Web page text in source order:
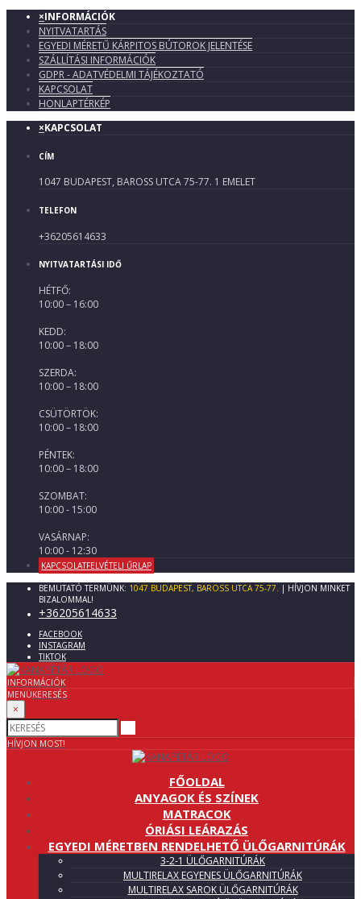
×INFORMÁCIÓK
NYITVATARTÁS
EGYEDI MÉRETŰ KÁRPITOS BÚTOROK JELENTÉSE
SZÁLLÍTÁSI INFORMÁCIÓK
GDPR - ADATVÉDELMI TÁJÉKOZTATÓ
KAPCSOLAT
HONLAPTÉRKÉP
×KAPCSOLAT
CÍM
1047 BUDAPEST, BAROSS UTCA 75-77. 1 EMELET
TELEFON
+36205614633
NYITVATARTÁSI IDŐ
HÉTFŐ:
10:00 – 16:00
KEDD:
10:00 – 18:00
SZERDA:
10:00 – 18:00
CSÜTÖRTÖK:
10:00 – 18:00
PÉNTEK:
10:00 – 18:00
SZOMBAT:
10:00 - 15:00
VASÁRNAP:
10:00 - 12:30
KAPCSOLATFELVÉTELI ŰRLAP
BEMUTATÓ TERMÜNK: 1047 BUDAPEST, BAROSS UTCA 75-77.
| HÍVJON MINKET
BIZALOMMAL!
+36205614633
FACEBOOK
INSTAGRAM
TIKTOK
INFORMÁCIÓK
MENÜKERESÉS
×
HÍVJON MOST!
FŐOLDAL
ANYAGOK ÉS SZÍNEK
MATRACOK
ÓRIÁSI LEÁRAZÁS
EGYEDI MÉRETBEN RENDELHETŐ ÜLŐGARNITÚRÁK
3-2-1 ÜLŐGARNITÚRÁK
MULTIRELAX EGYENES ÜLŐGARNITÚRÁK
MULTIRELAX SAROK ÜLŐGARNITÚRÁK